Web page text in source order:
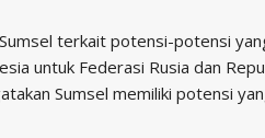
terkait potensi-potensi
untuk Federasi Rusia dan
Sumsel memiliki potensi